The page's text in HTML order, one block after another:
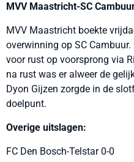
MVV Maastricht-SC
MVV Maastricht boekte
overwinning op SC
voor rust op voorsprong via
na rust was er alweer de
Dyon Gijzen zorgde in de
doelpunt.
Overige uitslagen:
FC Den Bosch-Telstar 0-0